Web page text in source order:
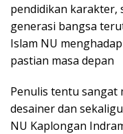
pendidikan karakter,
generasi bangsa
Islam NU
pastian masa depan
Penulis tentu sangat
desainer dan
NU Kaplongan